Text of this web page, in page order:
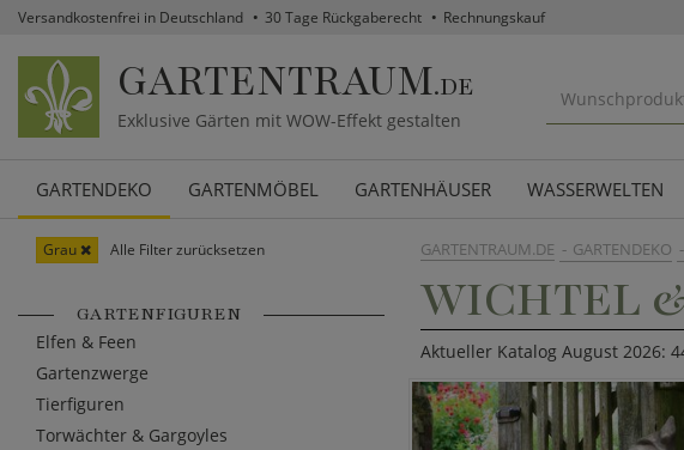
Versandkostenfrei in Deutschland 30 Tage Rückgaberecht Rechnungskauf
GARTENTRAUM.DE
Exklusive Gärten mit WOW-Effekt gestalten
GARTENDEKO GARTENMÖBEL GARTENHÄUSER WASSERWELTEN
GARTENTRAUM.DE GARTENDEKO
WICHTEL
Aktueller Katalog August 2026:
Grau Alle Filter zurücksetzen
GARTENFIGUREN
Elfen & Feen
Gartenzwerge
Tierfiguren
Torwächter & Gargoyles